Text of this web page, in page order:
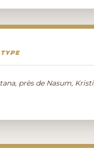
près de Nasum,